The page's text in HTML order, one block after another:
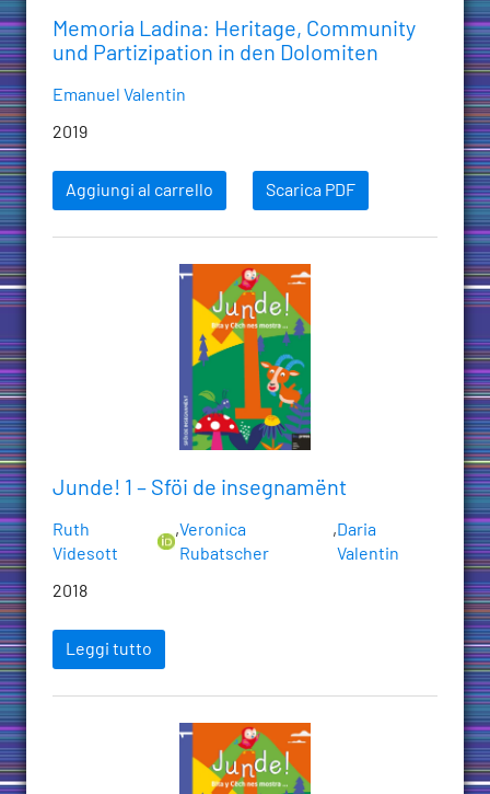
Memoria Ladina: Heritage, Community
und Partizipation in den Dolomiten
Emanuel Valentin
2019
Aggiungi al carrello Scarica PDF
Junde! 1 – Sföi de insegnamënt
Ruth
Videsott
,Veronica
Rubatscher
,Daria
Valentin
2018
Leggi tutto